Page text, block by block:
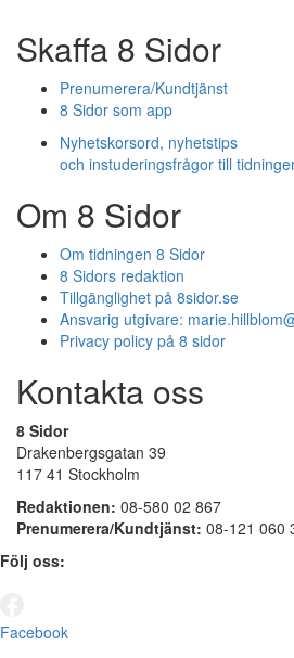
Skaffa 8 Sidor
Prenumerera/Kundtjänst
8 Sidor som app
Nyhetskorsord, nyhetstips
och instuderingsfrågor till
Om 8 Sidor
Om tidningen 8 Sidor
8 Sidors redaktion
Tillgänglighet på 8sidor.se
Ansvarig utgivare:
Privacy policy på 8 sidor
Kontakta oss
8 Sidor
Drakenbergsgatan 39
117 41 Stockholm
Redaktionen: 08-580 02 867
Prenumerera/Kundtjänst: 08-121 060
Följ oss:
Facebook